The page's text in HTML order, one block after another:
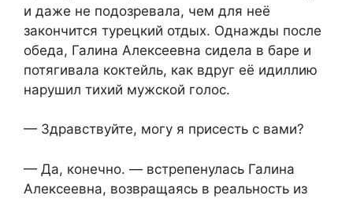
и даже не подозревала, чем для неё
закончится турецкий отдых. Однажды после
обеда, Галина Алексеевна сидела в баре и
потягивала коктейль, как вдруг её идиллию
нарушил тихий мужской голос.
— Здравствуйте, могу я присесть с вами?
— Да, конечно. — встрепенулась Галина
Алексеевна, возвращаясь в реальность из